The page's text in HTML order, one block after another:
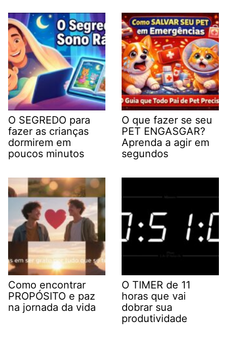
O SEGREDO para
fazer as crianças
dormirem em
poucos minutos
O que fazer se seu
PET ENGASGAR?
Aprenda a agir em
segundos
Como encontrar
PROPÓSITO e paz
na jornada da vida
O TIMER de 11
horas que vai
dobrar sua
produtividade